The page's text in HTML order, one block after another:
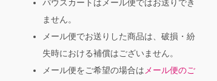
パウスカートはメール便ではお送りでき
ません。
メール便でお送りした商品は、破損・紛
失時における補償はございません。
メール便をご希望の場合はメール便のご